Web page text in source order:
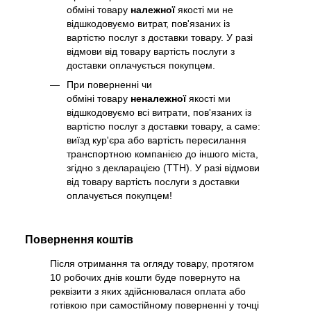
обміні товару належноїякості ми не
відшкодовуємо витрат, пов'язаних із
вартістю послуг з доставки товару. У разі
відмови від товару вартість послуги з
доставки оплачується покупцем.
При поверненні чи
обміні товару неналежноїякості ми
відшкодовуємо всі витрати, пов'язаних із
вартістю послуг з доставки товару, а саме:
виїзд кур'єра або вартість пересилання
транспортною компанією до іншого міста,
згідно з декларацією (ТТН). У разі відмови
від товару вартість послуги з доставки
оплачується покупцем!
Повернення коштів
Після отримання та огляду товару, протягом
10 робочих днів кошти буде повернуто на
реквізити з яких здійснювалася оплата або
готівкою при самостійному поверненні у точці